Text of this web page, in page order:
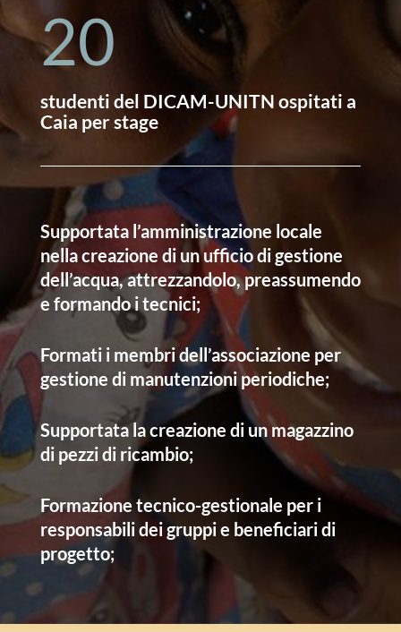
20
studenti del DICAM-UNITN ospitati a
Caia per stage
Supportata l’amministrazione locale
nella creazione di un ufficio di gestione
dell’acqua, attrezzandolo, preassumendo
e formando i tecnici;
Formati i membri dell’associazione per
gestione di manutenzioni periodiche;
Supportata la creazione di un magazzino
di pezzi di ricambio;
Formazione tecnico-gestionale per i
responsabili dei gruppi e beneficiari di
progetto;